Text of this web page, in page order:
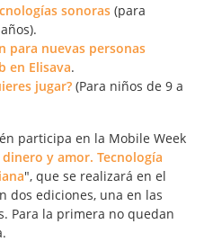
sonoras (para
para nuevas personas
en Elisava.
jugar? (Para niños de 9 a
participa en la Mobile Week
dinero y amor. Tecnología
", que se realizará en el
dos ediciones, una en las
Para la primera no quedan